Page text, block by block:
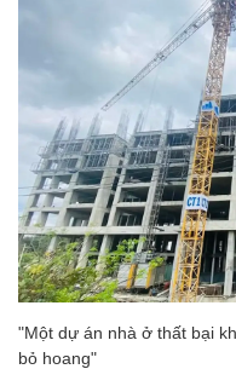
"Một dự án nhà ở thất bại
bỏ hoang"